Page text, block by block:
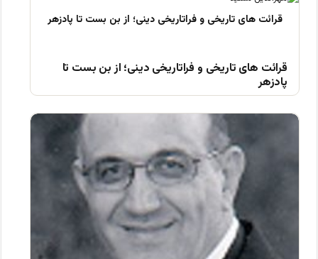
قرائت های تاریخی و فراتاریخی دینی؛ از بن بست تا
پادزهر